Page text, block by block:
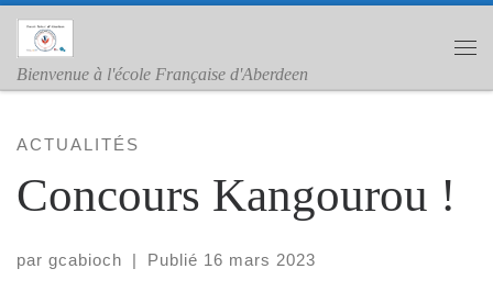
Skip to content
Bienvenue à l'école Française d'Aberdeen
ACTUALITÉS
Concours Kangourou !
par gcabioch | Publié 16 mars 2023